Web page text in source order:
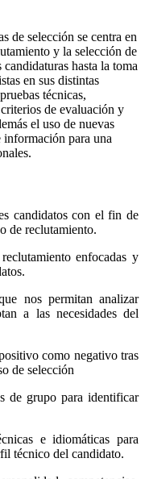
de selección se centra en
y la selección de
hasta la toma
en sus distintas
técnicas,
de evaluación y
el uso de nuevas
información para una
candidatos con el fin de
de reclutamiento.
enfocadas y
nos permitan analizar
a las necesidades del
como negativo tras
de selección
de grupo para identificar
e idiomáticas para
técnico del candidato.